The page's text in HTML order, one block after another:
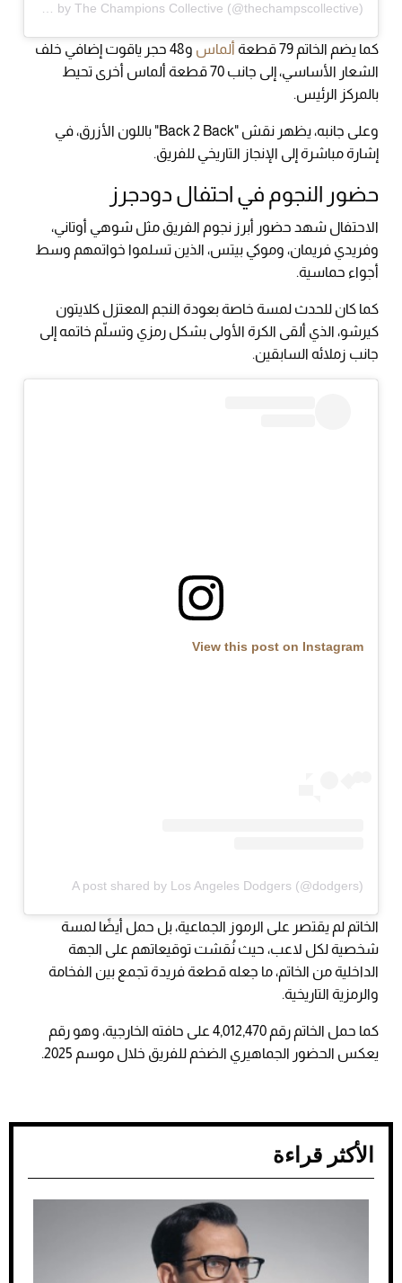
كما يضم الخاتم 79 قطعة ألماس
و48 حجر ياقوت إضافي خلف
الشعار الأساسي، إلى جانب 70 قطعة ألماس أخرى تحيط
بالمركز الرئيس.
وعلى جانبه، يظهر نقش "Back 2 Back" باللون الأزرق، في
إشارة مباشرة إلى الإنجاز التاريخي للفريق.
حضور النجوم في احتفال دودجرز
الاحتفال شهد حضور أبرز نجوم الفريق مثل شوهي أوتاني،
وفريدي فريمان، وموكي بيتس، الذين تسلموا خواتمهم وسط
أجواء حماسية.
كما كان للحدث لمسة خاصة بعودة النجم المعتزل كلايتون
كيرشو، الذي ألقى الكرة الأولى بشكل رمزي وتسلّم خاتمه إلى
جانب زملائه السابقين.
View this post on Instagram
A post shared by Los Angeles Dodgers (@dodgers)
الخاتم لم يقتصر على الرموز الجماعية، بل حمل أيضًا لمسة
شخصية لكل لاعب، حيث نُقشت توقيعاتهم على الجهة
الداخلية من الخاتم، ما جعله قطعة فريدة تجمع بين الفخامة
والرمزية التاريخية.
كما حمل الخاتم رقم 4,012,470 على حافته الخارجية، وهو رقم
يعكس الحضور الجماهيري الضخم للفريق خلال موسم 2025.
الأكثر قراءة